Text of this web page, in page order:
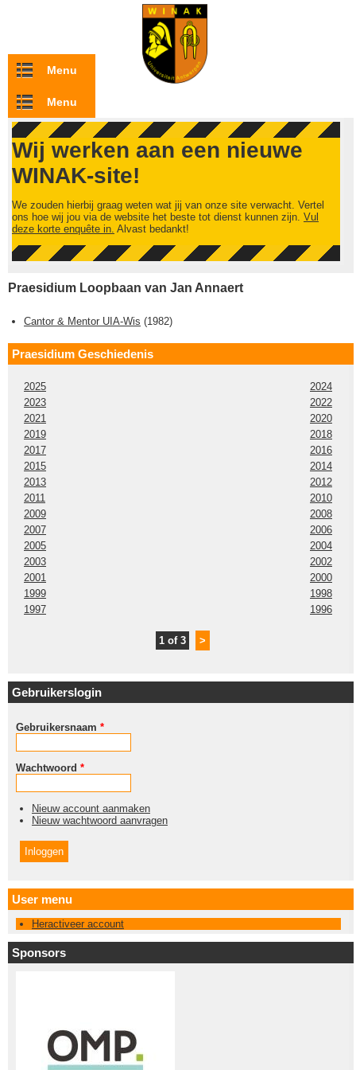
Overslaan en naar de inhoud gaan
Menu
Menu
Wij werken aan een nieuwe
WINAK-site!
We zouden hierbij graag weten wat jij van onze site verwacht. Vertel
ons hoe wij jou via de website het beste tot dienst kunnen zijn. Vul
deze korte enquête in. Alvast bedankt!
Praesidium Loopbaan van Jan Annaert
Cantor & Mentor UIA-Wis (1982)
Praesidium Geschiedenis
2025
2024
2023
2022
2021
2020
2019
2018
2017
2016
2015
2014
2013
2012
2011
2010
2009
2008
2007
2006
2005
2004
2003
2002
2001
2000
1999
1998
1997
1996
1 of 3 >
Gebruikerslogin
Gebruikersnaam *
Wachtwoord *
Nieuw account aanmaken
Nieuw wachtwoord aanvragen
User menu
Heractiveer account
Sponsors